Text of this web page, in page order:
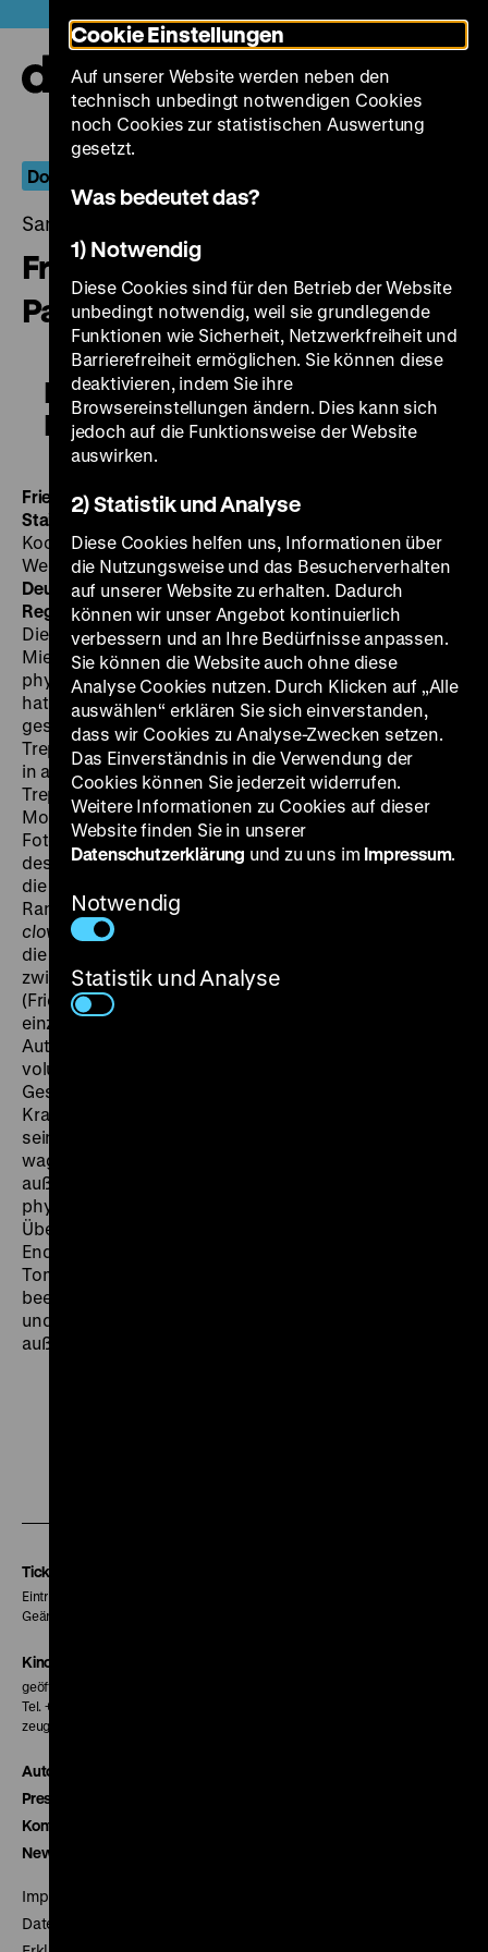
zum
Seiteninhalt
springen
Doku.Arts
Samstag, 26. September 2015, 21.00 - 00.00 Uhr
Friedrich Mielke: Discipline and
Passion, the Science of Stairs
Friedrich Mielke: Discipline and
Passion, the Science of Stairs
Friedrich Mielke: Discipline and Passion, the Science of
Stairs
D/NL 2014, R: Stephan Trüby, K: Tomas
Koolhaas, Sergio Zapata, S: Claudi Cornaz, Hans
Werlemann, 50’ •Blu-ray, DF mit engl. UT,
Deutschlandpremiere SA 26.09. um 21 Uhr • Zu Gast:
Regisseur Stephan Trüby im Gespräch mit Kristien Ring
Die Leidenschaft des Treppenforschers Friedrich
Mielke (geb. 1921) gründete sich auf einen
physiologischen Defekt: Er verlor im Krieg ein Bein und
hat dennoch nie die Mühsal der Treppenerkundung
gescheut. Sein Lebenswerk umfasst 30 Bücher über
Treppen, ein Archiv mit 10.000 Dossiers über Treppen
in aller Herren Länder, eine Diathek mit ca. 35.000
Treppen-Aufnahmen, eine große Treppen-
Modellsammlung sowie zahllose Zeichnungen und
Fotos von Treppen und Treppendetails. Der erste Film
des Architekturtheoretikers Stephan Trüby reflektiert
die Geschichte der Treppe und stellt ihre heutige
Randexistenz alsservice provider
clownin den
die Wissenschaft von den Wechselwirkungen
zwischen Mensch und Treppe, von Fuß und Stufe“
(Friedrich Mielke) personifiziert sich in Mielke auf
einzigartige Weise. „1960 band ihn ein schwerer
Autounfall für immer an den Rollstuhl. Sein erstes
voluminöses Buch über Treppen, die 1966 erschienene
Geschichte der deutschen Treppen, fing er noch im
Krankenhaus an zu schreiben. Hat Egon Friedell, der in
seiner Kulturgeschichte der Neuzeit (1927) die
waghalsige These aufgestellt hat, wonach hinter jeder
außergewöhnlichen Lebensleistung immer ein
physiologischer Defekt, hinter Exzellenz stets eine
Überkompensation von Unvollkommenheit stehe, am
Ende doch recht gehabt?“ (Stephan Trüby). Trüby und
Tomas Koolhaas (Kamera) gelingt ein
beeindruckendes Dokument menschlicher Hingabe
und eine berührende Hommage an einen
außergewöhnlichen Forscher.
Tickets
Eintritt 5 €
Geänderte Preise sind im Programm vermerkt.
Kinokasse
geöffnet 30 Minuten vor Beginn der ersten Vorstellung
Tel. + 49 30 20304-770
zeughauskino@dhm.de
Autor*innen
Presse
Kontakt
Newsletter
Impressum
Datenschutz
Cookie Einstellungen
Auf unserer Website werden neben den
technisch unbedingt notwendigen Cookies
noch Cookies zur statistischen Auswertung
gesetzt.
Was bedeutet das?
1) Notwendig
Diese Cookies sind für den Betrieb der Website
unbedingt notwendig, weil sie grundlegende
Funktionen wie Sicherheit, Netzwerkfreiheit und
Barrierefreiheit ermöglichen. Sie können diese
deaktivieren, indem Sie ihre
Browsereinstellungen ändern. Dies kann sich
jedoch auf die Funktionsweise der Website
auswirken.
2) Statistik und Analyse
Diese Cookies helfen uns, Informationen über
die Nutzungsweise und das Besucherverhalten
auf unserer Website zu erhalten. Dadurch
können wir unser Angebot kontinuierlich
verbessern und an Ihre Bedürfnisse anpassen.
Sie können die Website auch ohne diese
Analyse Cookies nutzen. Durch Klicken auf „Alle
auswählen“ erklären Sie sich einverstanden,
dass wir Cookies zu Analyse-Zwecken setzen.
Das Einverständnis in die Verwendung der
Cookies können Sie jederzeit widerrufen.
Weitere Informationen zu Cookies auf dieser
Website finden Sie in unserer
Datenschutzerklärung und zu uns im Impressum.
Notwendig
Statistik und Analyse